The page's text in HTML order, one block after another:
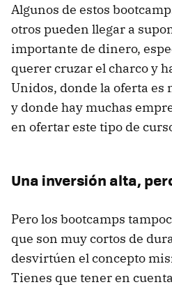
Algunos de estos
otros pueden llegar a
importante de dinero,
querer cruzar el charco y
Unidos, donde la oferta es
y donde hay muchas
en ofertar este tipo de
Una inversión alta,
Pero los bootcamps
que son muy cortos de
desvirtúen el concepto
Tienes que tener en